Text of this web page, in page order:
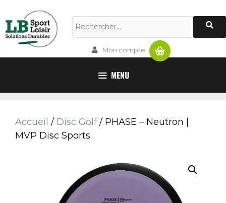
Mon compte Panier
MENU
Accueil / Disc Golf/ PHASE – Neutron |
MVP Disc Sports